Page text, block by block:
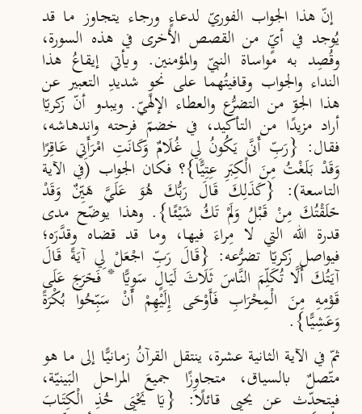
إنّ هذا الجواب الفوريّ لدعاءٍ ورجاء يتجاوز ما قد
يُوجد في أيٍّ من القصص الأخرى في هذه السورة،
وقُصِد به مواساة النبيّ والمؤمنين. ويأتي إيقاعُ هذا
النداء والجواب وقافيتُهما على نحوٍ شديدِ التعبير عن
هذا الجوّ من التضرُّع والعطاء الإلهيّ. ويبدو أنّ زكريّا
أراد مزيدًا من التأكيد، في خضمّ فرحته واندهاشه،
فقال: {رَبِّ أَنَّى يَكُونُ لِي غُلَامٌ وَكَانَتِ امْرَأَتِي عَاقِرًا
وَقَدْ بَلَغْتُ مِنَ الْكِبَرِ عِتِيًّا}؟ فكان الجواب (في الآية
التاسعة): {كَذَلِكَ قَالَ رَبُّكَ هُوَ عَلَيَّ هَيِّنٌ وَقَدْ
خَلَقْتُكَ مِنْ قَبْلُ وَلَمْ تَكُ شَيْئًا}. وهذا يوضّح مدى
قدرة الله التي لا مِراءَ فيها، وما قد قضاه وقدَّرَه؛
فيواصل زكريّا تضرُّعه: {قَالَ رَبِّ اجْعَلْ لِي آيَةً قَالَ
آيَتُكَ أَلَّا تُكَلِّمَ النَّاسَ ثَلَاثَ لَيَالٍ سَوِيًّا * فَخَرَجَ عَلَى
قَوْمِهِ مِنَ الْمِحْرَابِ فَأَوْحَى إِلَيْهِمْ أَنْ سَبِّحُوا بُكْرَةً
وَعَشِيًّا}.
ثمّ في الآية الثانية عشرة، ينتقل القرآنُ زمانيًّا إلى ما هو
متّصلٌ بالسياق، متجاوِزًا جميعَ المراحل البَينيّة،
فيتحدّث عن يحيى قائلًا: {يَا يَحْيَى خُذِ الْكِتَابَ